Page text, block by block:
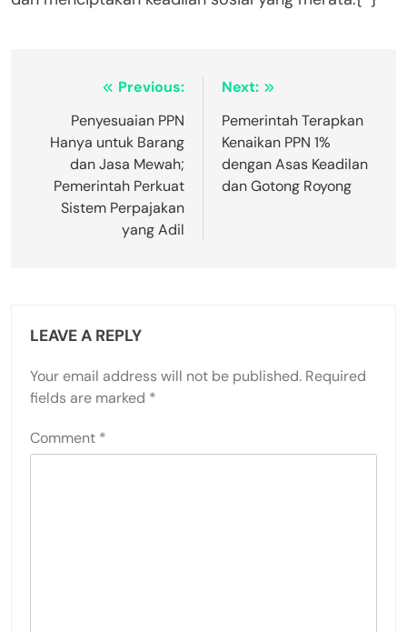
navigation
Previous:
Penyesuaian PPN
Hanya untuk Barang
dan Jasa Mewah;
Pemerintah Perkuat
Sistem Perpajakan
yang Adil
Next:
Pemerintah Terapkan
Kenaikan PPN 1%
dengan Asas Keadilan
dan Gotong Royong
LEAVE A REPLY
Your email address will not be published. Required
fields are marked *
Comment *